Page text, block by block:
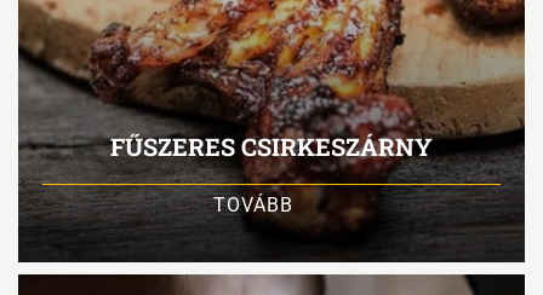
FŰSZERES CSIRKESZÁRNY
TOVÁBB